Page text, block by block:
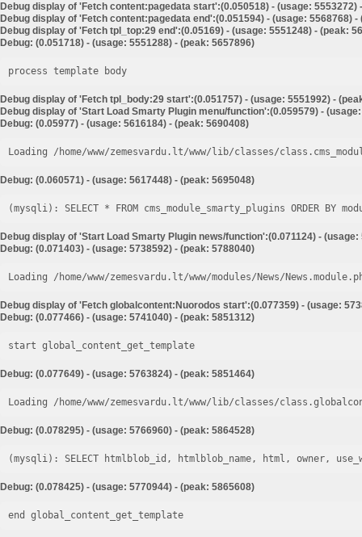
Debug display of 'Fetch content:pagedata start':(0.050518) - (usage: 5553272)
Debug display of 'Fetch content:pagedata end':(0.051594) - (usage: 5568768) -
Debug display of 'Fetch tpl_top:29 end':(0.05169) - (usage: 5551248) - (peak:
Debug: (0.051718) - (usage: 5551288) - (peak: 5657896)
process template body
Debug display of 'Fetch tpl_body:29 start':(0.051757) - (usage: 5551992) -
Debug display of 'Start Load Smarty Plugin menu/function':(0.059579) -
Debug: (0.05977) - (usage: 5616184) - (peak: 5690408)
Loading /home/www/zemesvardu.lt/www/lib/classes/
Debug: (0.060571) - (usage: 5617448) - (peak: 5695048)
Debug display of 'Start Load Smarty Plugin news/function':(0.071124) -
Debug: (0.071403) - (usage: 5738592) - (peak: 5788040)
Loading /home/www/zemesvardu.lt/www/modules/News/
Debug display of 'Fetch globalcontent:Nuorodos start':(0.077359) - (usage:
Debug: (0.077466) - (usage: 5741040) - (peak: 5851312)
start global_content_get_template
Debug: (0.077649) - (usage: 5763824) - (peak: 5851464)
Loading /home/www/zemesvardu.lt/www/lib/classes/
Debug: (0.078295) - (usage: 5766960) - (peak: 5864528)
Debug: (0.078425) - (usage: 5770944) - (peak: 5865608)
end global_content_get_template